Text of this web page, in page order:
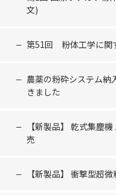
文)
第51回 粉体工学に関
農薬の粉砕システム納
きました
【新製品】 乾式集塵
売
【新製品】 衝撃型超